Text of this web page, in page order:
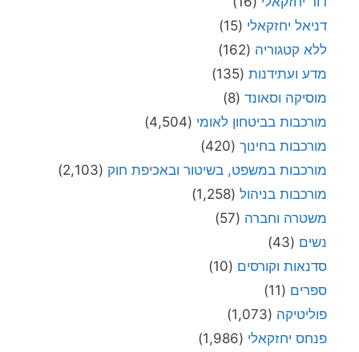
דניאל יחזקאלי (15)
ללא קטגוריה (162)
מדע ועתידנות (135)
מוסיקה וסאונד (8)
מורכבות בביטחון לאומי (4,504)
מורכבות בחינוך (420)
מורכבות במשפט, בשיטור ובאכיפת חוק (2,103)
מורכבות בניהול (1,258)
משטרה וחברה (57)
נשים (43)
סדנאות וקורסים (10)
ספרים (11)
פוליטיקה (1,073)
פנחס יחזקאלי (1,986)